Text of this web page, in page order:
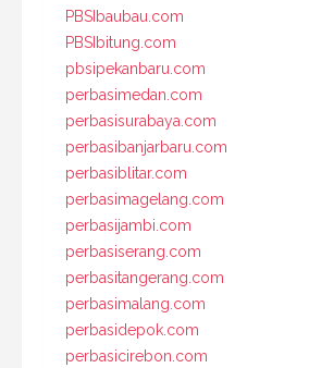
PBSIbaubau.com
PBSIbitung.com
pbsipekanbaru.com
perbasimedan.com
perbasisurabaya.com
perbasibanjarbaru.com
perbasiblitar.com
perbasimagelang.com
perbasijambi.com
perbasiserang.com
perbasitangerang.com
perbasimalang.com
perbasidepok.com
perbasicirebon.com